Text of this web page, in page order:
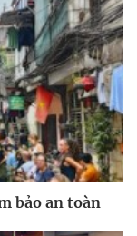
bảo an toàn